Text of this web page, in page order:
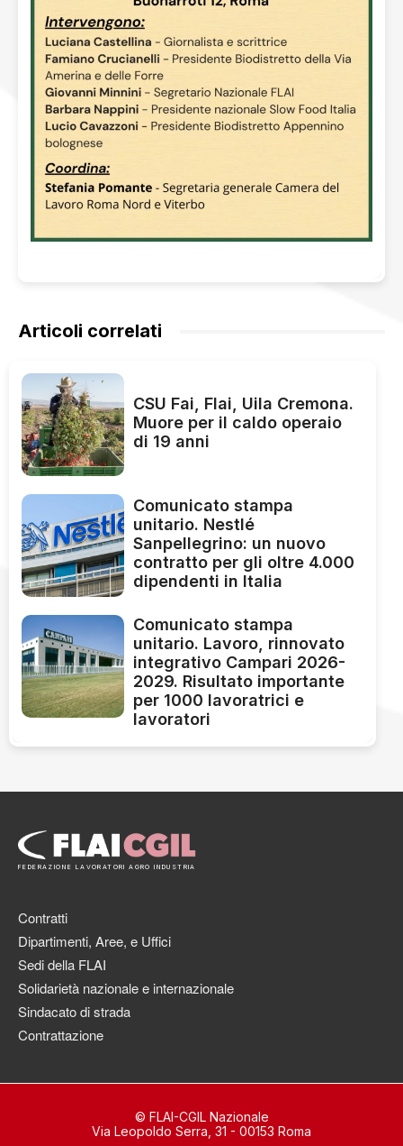
Articoli correlati
CSU Fai, Flai, Uila Cremona.
Muore per il caldo operaio
di 19 anni
Comunicato stampa
unitario. Nestlé
Sanpellegrino: un nuovo
contratto per gli oltre 4.000
dipendenti in Italia
Comunicato stampa
unitario. Lavoro, rinnovato
integrativo Campari 2026-
2029. Risultato importante
per 1000 lavoratrici e
lavoratori
FEDERAZIONE LAVORATORI AGRO INDUSTRIA
Contratti
Dipartimenti, Aree, e Uffici
Sedi della FLAI
Solidarietà nazionale e internazionale
Sindacato di strada
Contrattazione
© FLAI-CGIL Nazionale
Via Leopoldo Serra, 31 - 00153 Roma